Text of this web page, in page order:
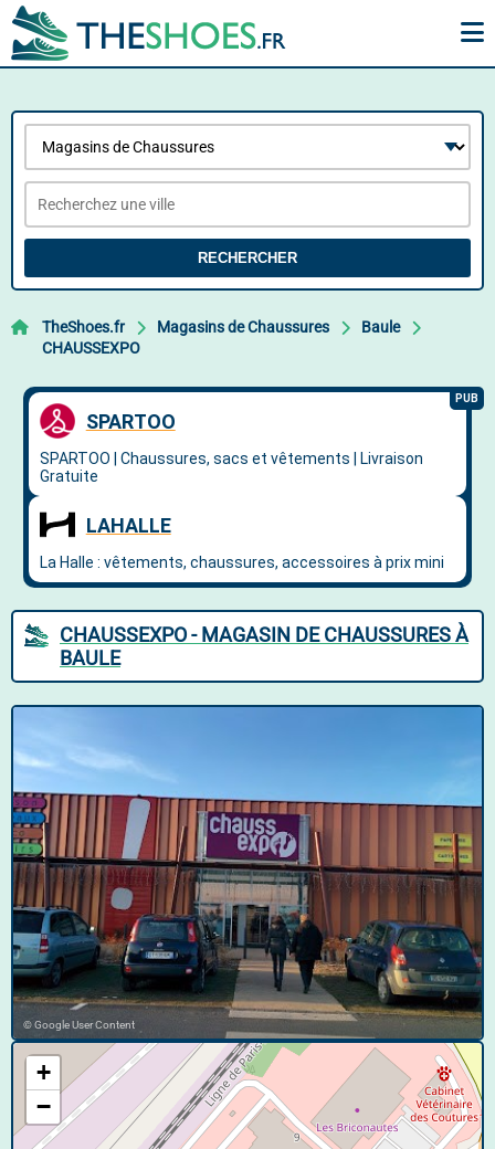
RECHERCHER
TheShoes.fr Magasins de Chaussures
Baule
CHAUSSEXPO
CHAUSSEXPO - MAGASIN DE CHAUSSURES À
BAULE
© Google User Content
+
−